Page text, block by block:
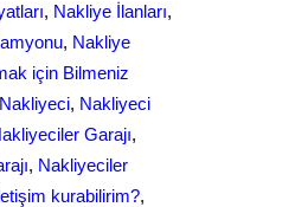
, Nakliye İlanları
, Nakliye
için Bilmeniz
Nakliyeci, Nakliyeci
Garajı
, Nakliyeciler
kurabilirim?